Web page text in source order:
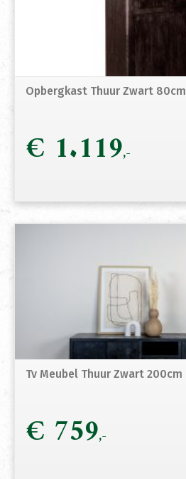
Opbergkast Thuur Zwart 80cm
€ 1.119
Tv Meubel Thuur Zwart 200cm
€ 759